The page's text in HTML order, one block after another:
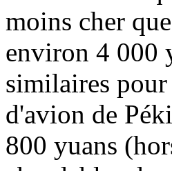
moins cher
environ 4 000
similaires
d'avion de
800 yuans